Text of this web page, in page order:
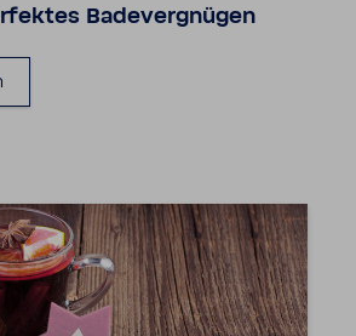
Bade­ver­gnügen